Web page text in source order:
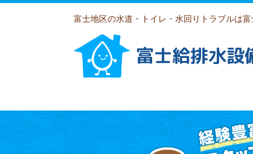
富士地区の水道・トイレ・水回りトラブルは
富士給排水設